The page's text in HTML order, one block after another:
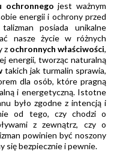
ochronnego jest ważnym
energii i ochrony przed
posiada unikalne
nasze życie w różnych
z ochronnych właściwości,
energii, tworząc naturalną
takich jak turmalin sprawia,
dla osób, które pragną
i energetyczną. Istotne
było zgodne z intencją i
od tego, czy chodzi o
z zewnątrz, czy o
powinien być noszony
się bezpiecznie i pewnie.